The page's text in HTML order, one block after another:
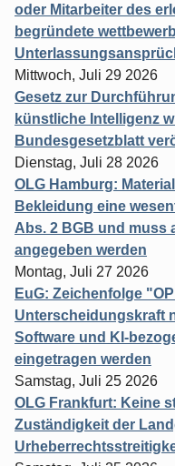
oder Mitarbeiter des
begründete
Mittwoch, Juli 29 2026
Gesetz zur
künstliche Intelligenz
Bundesgesetzblatt
Dienstag, Juli 28 2026
OLG Hamburg:
Bekleidung eine
Abs. 2 BGB und muss
angegeben werden
Montag, Juli 27 2026
EuG: Zeichenfolge
Unterscheidungskraft
Software und KI-
eingetragen werden
Samstag, Juli 25 2026
OLG Frankfurt: Keine
Zuständigkeit der